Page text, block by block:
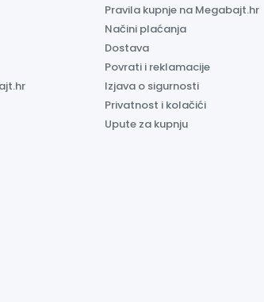
Pravila kupnje na Megabajt.hr
Načini plaćanja
Dostava
Povrati i reklamacije
Izjava o sigurnosti
Privatnost i kolačići
Upute za kupnju